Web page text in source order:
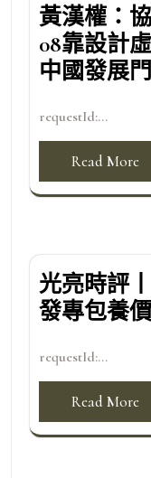
黃漢權：
08靠設計
中國發展
requestId:...
Read More
光亮時評
發專包養
requestId:...
Read More